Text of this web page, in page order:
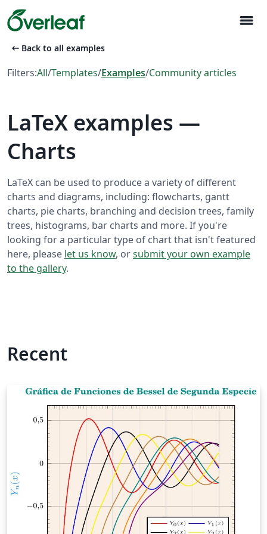
menu
arrow_left_alt Back to all examples
Filters:All/Templates/Examples/Community articles
LaTeX examples —
Charts
LaTeX can be used to produce a variety of different
charts and diagrams, including: flowcharts, gantt
charts, pie charts, branching and decision trees, family
trees, histograms, bar charts and more. If you're
looking for a particular type of chart that isn't featured
here, please let us know, orsubmit your own example
to the gallery.
Recent